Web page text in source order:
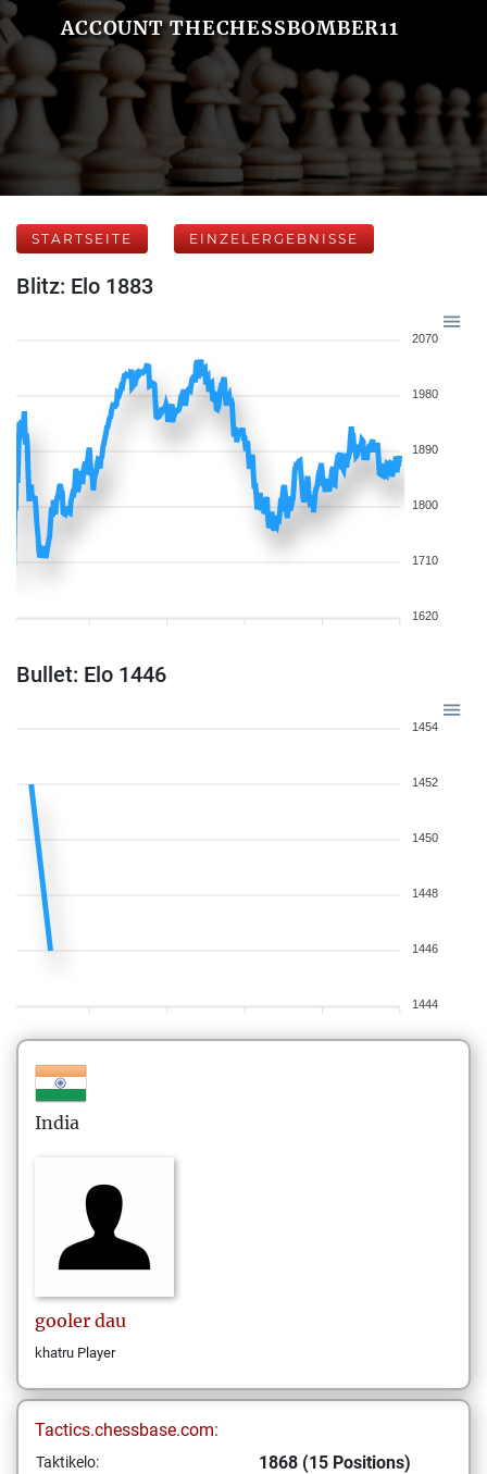
ACCOUNT THECHESSBOMBER11
STARTSEITE EINZELERGEBNISSE
Blitz: Elo 1883
2070
1980
1890
1800
1710
1620
Bullet: Elo 1446
1454
1452
1450
1448
1446
1444
India
gooler dau
khatru Player
Tactics.chessbase.com:
Taktikelo: 1868 (15 Positions)